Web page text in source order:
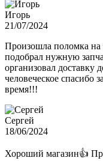
Игорь
21/07/2024
Произошла поломка на
подобрал нужную
организовал доставку
человеческое спасибо
время!!!
Сергей
18/06/2024
Хороший магазин👍